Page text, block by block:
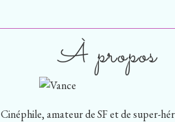
À propos
Cinéphile, amateur de SF et de super-